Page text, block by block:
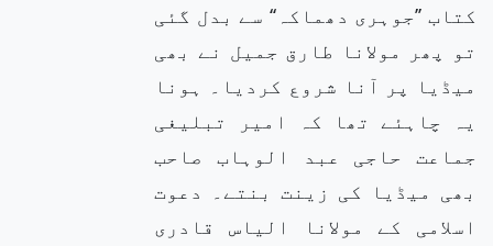
کتاب ’’جوہری دھماکہ‘‘ سے بدل گئی
تو پھر مولانا طارق جمیل نے بھی
میڈیا پر آنا شروع کردیا۔ ہونا
یہ چاہئے تھا کہ امیر تبلیغی
جماعت حاجی عبد الوہاب صاحب
بھی میڈیا کی زینت بنتے۔ دعوت
اسلامی کے مولانا الیاس قادری